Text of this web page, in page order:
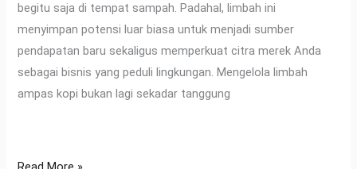
begitu saja di tempat sampah. Padahal, limbah ini
menyimpan potensi luar biasa untuk menjadi sumber
pendapatan baru sekaligus memperkuat citra merek Anda
sebagai bisnis yang peduli lingkungan. Mengelola limbah
ampas kopi bukan lagi sekadar tanggung